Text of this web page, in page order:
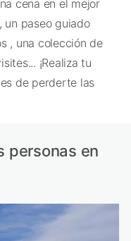
cena en el mejor
un paseo guiado
, una colección de
¡Realiza tu
de perderte las
personas en